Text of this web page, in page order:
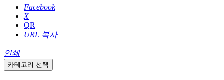
Facebook
X
QR
URL 복사
인쇄
카테고리 선택